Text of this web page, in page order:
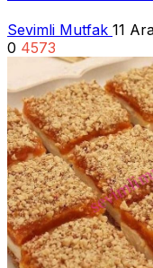
Sevimli Mutfak 11
0 4573